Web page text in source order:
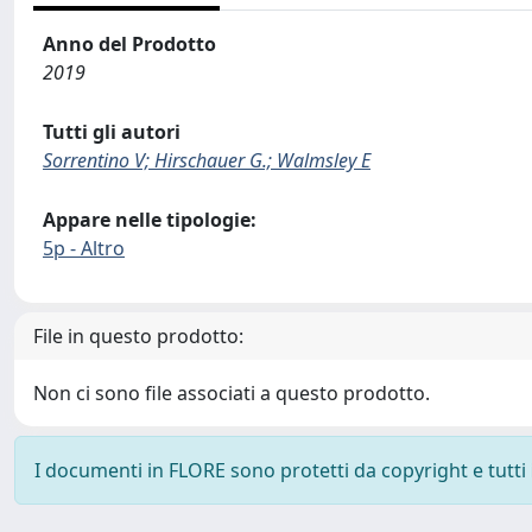
Anno del Prodotto
2019
Tutti gli autori
Sorrentino V; Hirschauer G.; Walmsley E
Appare nelle tipologie:
5p - Altro
File in questo prodotto:
Non ci sono file associati a questo prodotto.
I documenti in FLORE sono protetti da copyright e